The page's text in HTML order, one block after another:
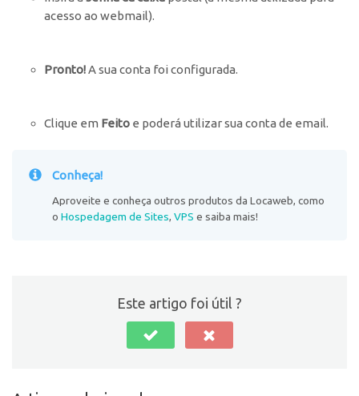
acesso ao webmail).
Pronto!A sua conta foi configurada.
Clique em Feito e poderá utilizar sua conta de email.
Conheça!
Aproveite e conheça outros produtos da Locaweb, como
o Hospedagem de Sites, VPS e saiba mais!
Este artigo foi útil ?